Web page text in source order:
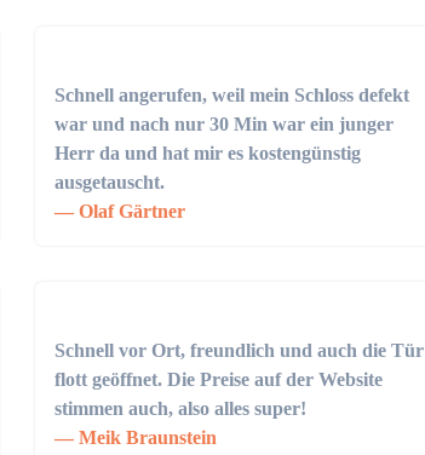
Schnell angerufen, weil mein Schloss defekt
war und nach nur 30 Min war ein junger
Herr da und hat mir es kostengünstig
ausgetauscht.
Olaf Gärtner
Schnell vor Ort, freundlich und auch die Tür
flott geöffnet. Die Preise auf der Website
stimmen auch, also alles super!
Meik Braunstein